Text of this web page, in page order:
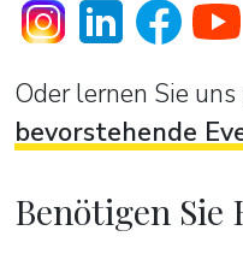
Oder lernen Sie
bevorstehende
Benötigen Sie